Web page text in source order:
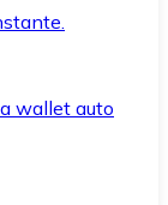
wallet auto